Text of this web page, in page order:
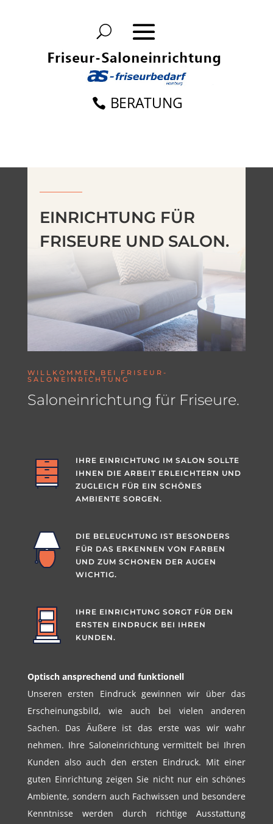
BERATUNG
EINRICHTUNG FÜR
FRISEURE UND SALON.
WILLKOMMEN BEI FRISEUR-
SALONEINRICHTUNG
Saloneinrichtung für Friseure.
IHRE EINRICHTUNG IM SALON SOLLTE
IHNEN DIE ARBEIT ERLEICHTERN UND
ZUGLEICH FÜR EIN SCHÖNES
AMBIENTE SORGEN.
DIE BELEUCHTUNG IST BESONDERS
FÜR DAS ERKENNEN VON FARBEN
UND ZUM SCHONEN DER AUGEN
WICHTIG.
IHRE EINRICHTUNG SORGT FÜR DEN
ERSTEN EINDRUCK BEI IHREN
KUNDEN.
Optisch ansprechend und funktionell
Unseren ersten Eindruck gewinnen wir über das
Erscheinungsbild, wie auch bei vielen anderen
Sachen. Das Äußere ist das erste was wir wahr
nehmen. Ihre Saloneinrichtung vermittelt bei Ihren
Kunden also auch den ersten Eindruck. Mit einer
guten Einrichtung zeigen Sie nicht nur ein schönes
Ambiente, sondern auch Fachwissen und besondere
Kenntnisse werden durch richtige Ausstattung